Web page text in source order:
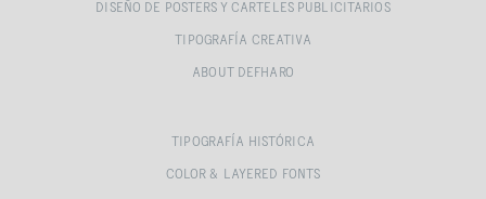
DISEÑO DE POSTERS Y CARTELES PUBLICITARIOS
TIPOGRAFÍA CREATIVA
ABOUT DEFHARO
TIPOGRAFÍA HISTÓRICA
COLOR & LAYERED FONTS